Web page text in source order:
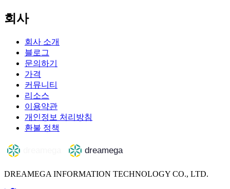
회사
회사 소개
블로그
문의하기
가격
커뮤니티
리소스
이용약관
개인정보 처리방침
환불 정책
DREAMEGA INFORMATION TECHNOLOGY CO., LTD.